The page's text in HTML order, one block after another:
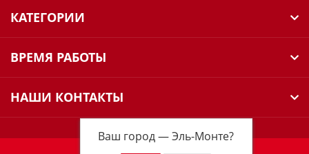
Ваш город —Эль-Монте?
КАТЕГОРИИ
ВРЕМЯ РАБОТЫ
НАШИ КОНТАКТЫ